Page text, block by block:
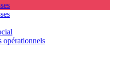
opérationnels